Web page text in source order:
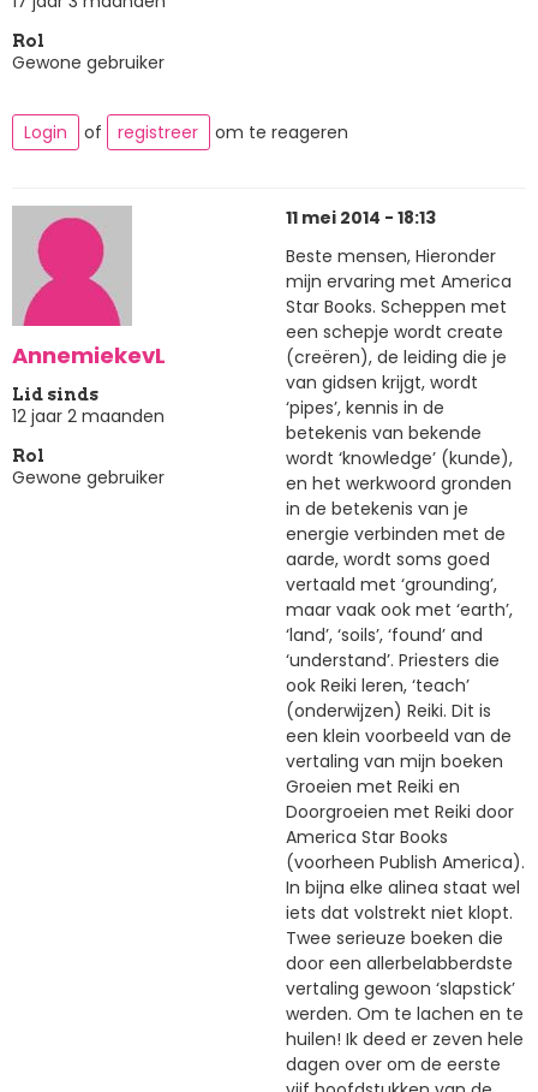
Rol
Gewone gebruiker
Login of registreer om te reageren
AnnemiekevL
Lid sinds
12 jaar 2 maanden
Rol
Gewone gebruiker
11 mei 2014 - 18:13
Beste mensen, Hieronder
mijn ervaring met America
Star Books. Scheppen met
een schepje wordt create
(creëren), de leiding die je
van gidsen krijgt, wordt
‘pipes’, kennis in de
betekenis van bekende
wordt ‘knowledge’ (kunde),
en het werkwoord gronden
in de betekenis van je
energie verbinden met de
aarde, wordt soms goed
vertaald met ‘grounding’,
maar vaak ook met ‘earth’,
‘land’, ‘soils’, ‘found’ and
‘understand’. Priesters die
ook Reiki leren, ‘teach’
(onderwijzen) Reiki. Dit is
een klein voorbeeld van de
vertaling van mijn boeken
Groeien met Reiki en
Doorgroeien met Reiki door
America Star Books
(voorheen Publish America).
In bijna elke alinea staat wel
iets dat volstrekt niet klopt.
Twee serieuze boeken die
door een allerbelabberdste
vertaling gewoon ‘slapstick’
werden. Om te lachen en te
huilen! Ik deed er zeven hele
dagen over om de eerste